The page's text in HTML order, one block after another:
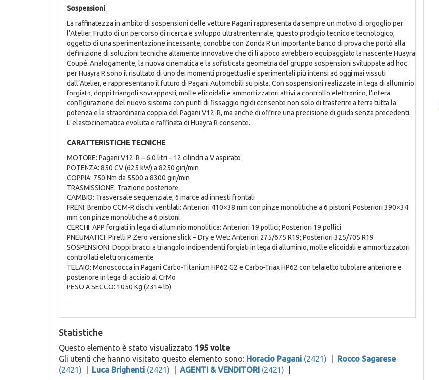
Sospensioni
La raffinatezza in ambito di sospensioni delle vetture Pagani rappresenta da sempre un motivo di orgoglio per
l’Atelier. Frutto di un percorso di ricerca e sviluppo ultratrentennale, questo prodigio tecnico e tecnologico,
oggetto di una sperimentazione incessante, conobbe con Zonda R un importante banco di prova che portò alla
definizione di soluzioni tecniche altamente innovative che di lì a poco avrebbero equipaggiato la nascente Huayra
Coupé. Analogamente, la nuova cinematica e la sofisticata geometria del gruppo sospensioni sviluppate ad hoc
per Huayra R sono il risultato di uno dei momenti progettuali e sperimentali più intensi ad oggi mai vissuti
dall’Atelier, e rappresentano il futuro di Pagani Automobili su pista. Con sospensioni realizzate in lega di alluminio
forgiato, doppi triangoli sovrapposti, molle elicoidali e ammortizzatori attivi a controllo elettronico, l’intera
configurazione del nuovo sistema con punti di fissaggio rigidi consente non solo di trasferire a terra tutta la
potenza e la straordinaria coppia del Pagani V12-R, ma anche di offrire una precisione di guida senza precedenti.
L’ elastocinematica evoluta e raffinata di Huayra R consente.
CARATTERISTICHE TECNICHE
MOTORE: Pagani V12-R – 6.0 litri – 12 cilindri a V aspirato
POTENZA: 850 CV (625 kW) a 8250 giri/min
COPPIA: 750 Nm da 5500 a 8300 giri/min
TRASMISSIONE: Trazione posteriore
CAMBIO: Trasversale sequenziale; 6 marce ad innesti frontali
FRENI: Brembo CCM-R dischi ventilati: Anteriori 410×38 mm con pinze monolitiche a 6 pistoni; Posteriori 390×34
mm con pinze monolitiche a 6 pistoni
CERCHI: APP forgiati in lega di alluminio monolitica: Anteriori 19 pollici; Posteriori 19 pollici
PNEUMATICI: Pirelli P Zero versione slick – Dry e Wet: Anteriori 275/675 R19; Posteriori 325/705 R19
SOSPENSIONI: Doppi bracci a triangolo indipendenti forgiati in lega di alluminio, molle elicoidali e ammortizzatori
controllati elettronicamente
TELAIO: Monoscocca in Pagani Carbo-Titanium HP62 G2 e Carbo-Triax HP62 con telaietto tubolare anteriore e
posteriore in lega di acciaio al CrMo
PESO A SECCO: 1050 Kg (2314 lb)
Statistiche
Questo elemento è stato visualizzato 195 volte
Gli utenti che hanno visitato questo elemento sono: Horacio Pagani (2421)
Rocco Sagarese
(2421)
Luca Brighenti (2421) AGENTI & VENDITORI (2421)